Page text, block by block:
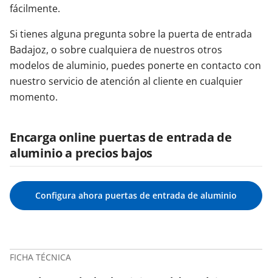
fácilmente.
Si tienes alguna pregunta sobre la puerta de entrada
Badajoz, o sobre cualquiera de nuestros otros
modelos de aluminio, puedes ponerte en contacto con
nuestro servicio de atención al cliente en cualquier
momento.
Encarga online puertas de entrada de
aluminio a precios bajos
Configura ahora puertas de entrada de aluminio
FICHA TÉCNICA